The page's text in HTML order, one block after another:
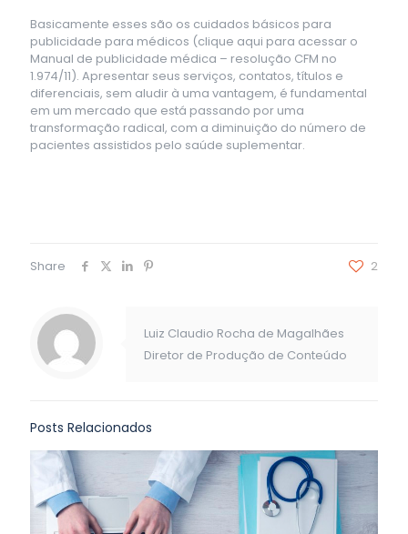
Basicamente esses são os cuidados básicos para
publicidade para médicos (clique aqui para acessar o
Manual de publicidade médica – resolução CFM no
1.974/11). Apresentar seus serviços, contatos, títulos e
diferenciais, sem aludir à uma vantagem, é fundamental
em um mercado que está passando por uma
transformação radical, com a diminuição do número de
pacientes assistidos pelo saúde suplementar.
Share 2
Luiz Claudio Rocha de Magalhães
Diretor de Produção de Conteúdo
Posts Relacionados